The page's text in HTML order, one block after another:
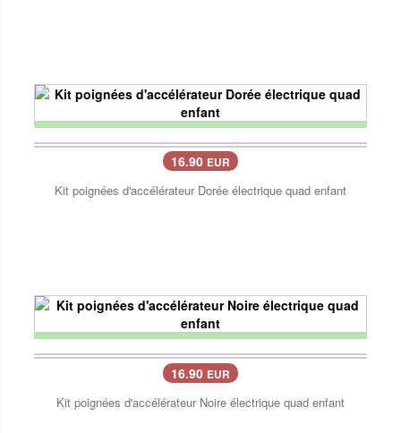
16.90 EUR
Kit poignées d'accélérateur Dorée électrique quad enfant
16.90 EUR
Kit poignées d'accélérateur Noire électrique quad enfant